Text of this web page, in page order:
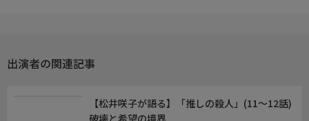
出演者の関連記事
【松井咲子が語る】「推しの殺人」(11〜12話)